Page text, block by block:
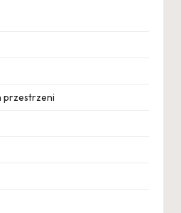
przestrzeni